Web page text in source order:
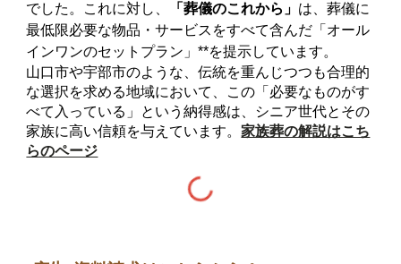
でした。これに対し、
「葬儀のこれから」 は、葬儀に
最低限必要な物品・サービスをすべて含んだ「オール
インワンのセットプラン」**を提示しています。
山口市や宇部市のような、伝統を重んじつつも合理的
な選択を求める地域において、この「必要なものがす
べて入っている」という納得感は、シニア世代とその
家族に高い信頼を与えています。家族葬の解説はこち
らのページ